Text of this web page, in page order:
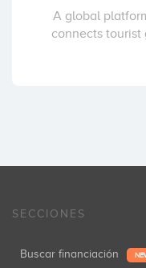
A global
connects tourist
SECCIONES
Buscar financiación